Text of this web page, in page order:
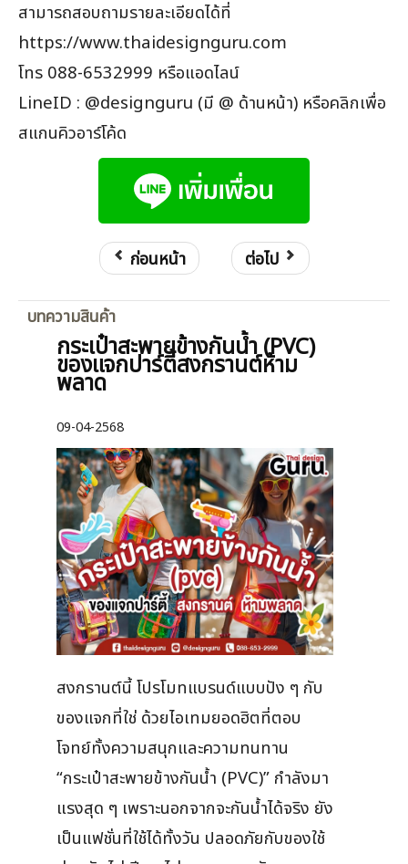
สามารถสอบถามรายละเอียดได้ที่
https://www.thaidesignguru.com
โทร 088-6532999 หรือแอดไลน์
LineID : @designguru (มี @ ด้านหน้า) หรือคลิกเพื่อ
สแกนคิวอาร์โค้ด
ก่อนหน้า ต่อไป
บทความสินค้า
กระเป๋าสะพายข้างกันน้ำ (PVC)
ของแจกปาร์ตี้สงกรานต์ห้าม
พลาด
09-04-2568
สงกรานต์นี้ โปรโมทแบรนด์แบบปัง ๆ กับ
ของแจกที่ใช่ ด้วยไอเทมยอดฮิตที่ตอบ
โจทย์ทั้งความสนุกและความทนทาน
“กระเป๋าสะพายข้างกันน้ำ (PVC)” กำลังมา
แรงสุด ๆ เพราะนอกจากจะกันน้ำได้จริง ยัง
เป็นแฟชั่นที่ใช้ได้ทั้งวัน ปลอดภัยกับของใช้